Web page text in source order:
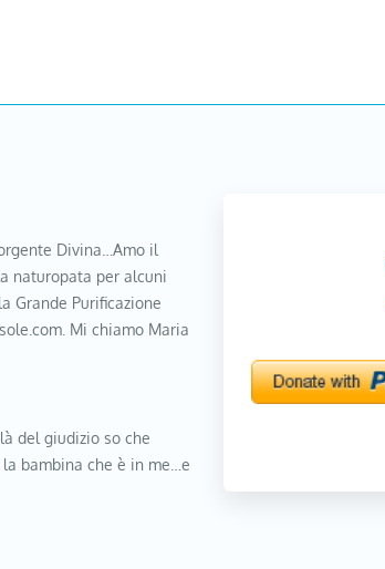
Divina…Amo il
naturopata per alcuni
Grande Purificazione
Mi chiamo Maria
del giudizio so che
bambina che è in me…e